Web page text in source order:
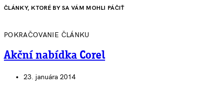
ČLÁNKY, KTORÉ BY SA VÁM MOHLI PÁČIŤ
POKRAČOVANIE ČLÁNKU
Akční nabídka Corel
23. januára 2014